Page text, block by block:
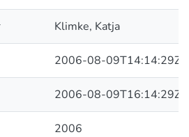
Klimke, Katja
2006-08-09T14:14:29Z
2006-08-09T16:14:29Z
2006